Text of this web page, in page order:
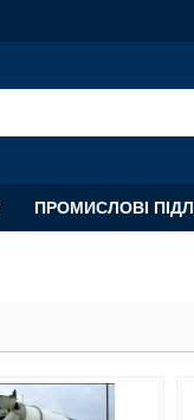
ПРОМИСЛОВІ